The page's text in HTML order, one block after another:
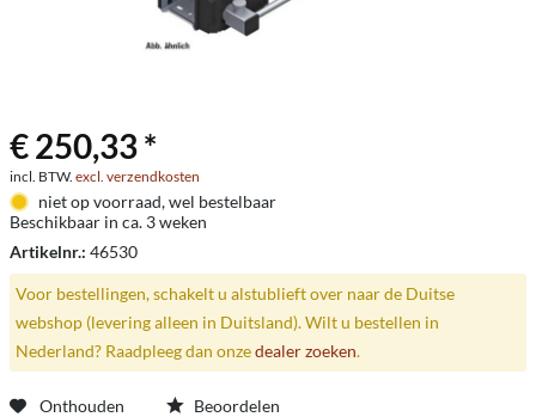
€ 250,33 *
incl. BTW. excl. verzendkosten
niet op voorraad, wel bestelbaar
Beschikbaar in ca. 3 weken
Artikelnr.: 46530
Voor bestellingen, schakelt u alstublieft over naar de Duitse
webshop (levering alleen in Duitsland). Wilt u bestellen in
Nederland? Raadpleeg dan onzedealer zoeken.
Onthouden Beoordelen